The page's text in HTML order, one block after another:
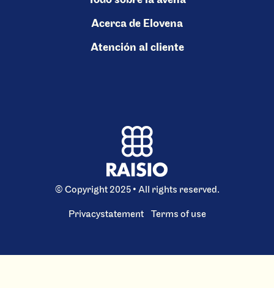
Acerca de Elovena
Atención al cliente
© Copyright 2025 • All rights reserved.
Privacystatement Terms of use